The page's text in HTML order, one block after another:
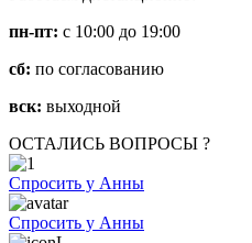
пн-пт: с 10:00 до 19:00
сб: по согласованию
вск: выходной
ОСТАЛИСЬ ВОПРОСЫ ?
Спросить у Анны
Спросить у Анны